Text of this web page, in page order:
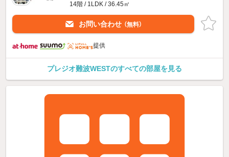
14階 / 1LDK / 36.45㎡
お問い合わせ （無料）
提供
プレジオ難波WESTのすべての部屋を見る